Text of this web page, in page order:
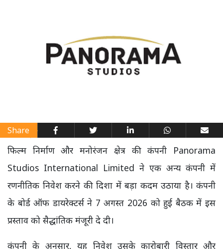
Share
फिल्म निर्माण और मनोरंजन क्षेत्र की कंपनी Panorama
Studios International Limited ने एक अन्य कंपनी में
रणनीतिक निवेश करने की दिशा में बड़ा कदम उठाया है। कंपनी
के बोर्ड ऑफ डायरेक्टर्स ने 7 अगस्त 2026 को हुई बैठक में इस
प्रस्ताव को सैद्धांतिक मंजूरी दे दी।
कंपनी के अनुसार, यह निवेश उसके कारोबारी विस्तार और